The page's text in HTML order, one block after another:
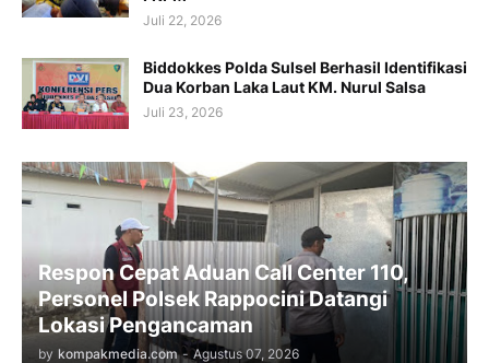
Juli 22, 2026
Biddokkes Polda Sulsel Berhasil Identifikasi
Dua Korban Laka Laut KM. Nurul Salsa
Juli 23, 2026
Respon Cepat Aduan Call Center 110,
Personel Polsek Rappocini Datangi
Lokasi Pengancaman
by kompakmedia.com - Agustus 07, 2026